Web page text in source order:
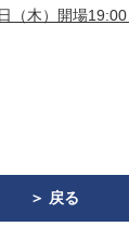
（木）開場
＞ 戻る